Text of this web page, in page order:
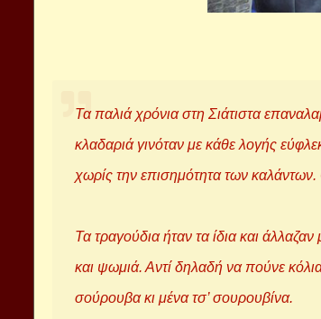
Τα παλιά χρόνια στη Σιάτιστα
κλαδαριά γινόταν με κάθε λογής
χωρίς την επισημότητα των
Τα τραγούδια ήταν τα ίδια και
και ψωμιά. Αντί δηλαδή να πούνε
σούρουβα κι μένα τσ’ σουρουβίνα.